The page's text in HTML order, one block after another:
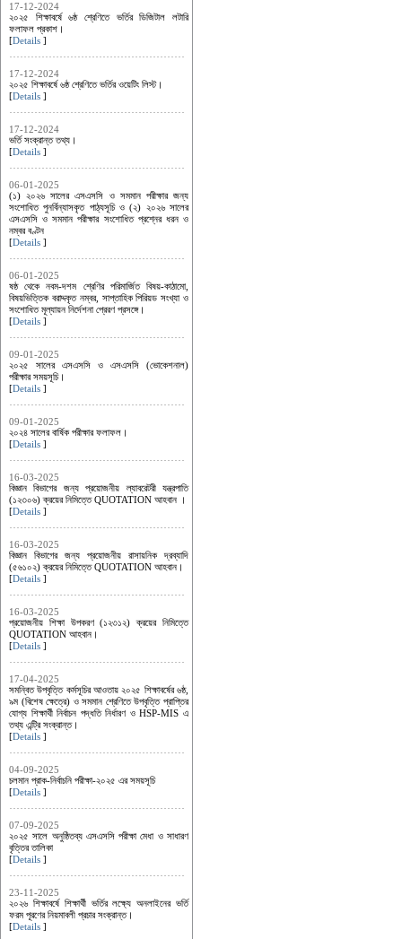
17-12-2024
২০২৫ শিক্ষাবর্ষে ৬ষ্ঠ শ্রেণিতে ভর্তির ডিজিটাল লটারি
ফলাফল প্রকাশ।
[Details ]
17-12-2024
২০২৫ শিক্ষাবর্ষে ৬ষ্ঠ শ্রেণিতে ভর্তির ওয়েটিং লিস্ট।
[Details ]
17-12-2024
ভর্তি সংক্রান্ত তথ্য।
[Details ]
06-01-2025
(১) ২০২৬ সালের এসএসসি ও সমমান পরীক্ষার জন্য
সংশোধিত পুনর্বিন্যাসকৃত পাঠ্যসূচি ও (২) ২০২৬ সালের
এসএসসি ও সমমান পরীক্ষার সংশোধিত প্রশ্নের ধরন ও
নম্বর বণ্টন
[Details ]
06-01-2025
ষষ্ঠ থেকে নবম-দশম শ্রেণির পরিমার্জিত বিষয়-কাঠামো,
বিষয়ভিত্তিক বরাদ্দকৃত নম্বর, সাপ্তাহিক পিরিয়ড সংখ্যা ও
সংশোধিত মূল্যায়ন নির্দেশনা প্রেরণ প্রসঙ্গে।
[Details ]
09-01-2025
২০২৫ সালের এসএসসি ও এসএসসি (ভোকেশনাল)
পরীক্ষার সময়সূচি।
[Details ]
09-01-2025
২০২৪ সালের বার্ষিক পরীক্ষার ফলাফল।
[Details ]
16-03-2025
বিজ্ঞান বিভাগের জন্য প্রয়োজনীয় ল্যাবরেটরী যন্ত্রপাতি
(১২৩০৬) ক্রয়ের নিমিত্তে QUOTATION আহবান ।
[Details ]
16-03-2025
বিজ্ঞান বিভাগের জন্য প্রয়োজনীয় রাসায়নিক দ্রব্যাদি
(৫৬১০২) ক্রয়ের নিমিত্তে QUOTATION আহবান।
[Details ]
16-03-2025
প্রয়োজনীয় শিক্ষা উপকরণ (১২৩১২) ক্রয়ের নিমিত্তে
QUOTATION আহবান।
[Details ]
17-04-2025
সমন্বিত উপবৃত্তি কর্মসূচির আওতায় ২০২৫ শিক্ষাবর্ষের ৬ষ্ঠ,
৯ম (বিশেষ ক্ষেত্রে) ও সমমান শ্রেণিতে উপবৃত্তি প্রাপ্তির
যোগ্য শিক্ষার্থী নির্বাচন পদ্ধতি নির্ধারণ ও HSP-MIS এ
তথ্য এন্ট্রি সংক্রান্ত।
[Details ]
04-09-2025
চলমান প্রাক-নির্বাচনি পরীক্ষা-২০২৫ এর সময়সূচি
[Details ]
07-09-2025
২০২৫ সালে অনুষ্ঠিতব্য এসএসসি পরীক্ষা মেধা ও সাধারণ
বৃত্তির তালিকা
[Details ]
23-11-2025
২০২৬ শিক্ষাবর্ষে শিক্ষার্থী ভর্তির লক্ষ্যে অনলাইনের ভর্তি
ফরম পূরণের নিয়মাবলী প্রচার সংক্রান্ত।
[Details ]